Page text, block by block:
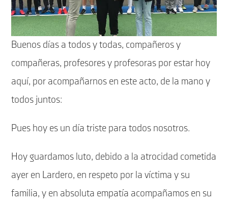
Buenos días a todos y todas, compañeros y
compañeras, profesores y profesoras por estar hoy
aquí, por acompañarnos en este acto, de la mano y
todos juntos:
Pues hoy es un día triste para todos nosotros.
Hoy guardamos luto, debido a la atrocidad cometida
ayer en Lardero, en respeto por la víctima y su
familia, y en absoluta empatía acompañamos en su